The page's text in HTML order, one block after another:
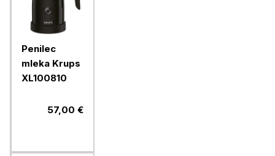
Penilec
mleka Krups
XL100810
57,00 €